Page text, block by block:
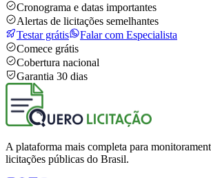
Cronograma e datas importantes
Alertas de licitações semelhantes
Testar grátis
Falar com Especialista
Comece grátis
Cobertura nacional
Garantia 30 dias
A plataforma mais completa para
licitações públicas do Brasil.